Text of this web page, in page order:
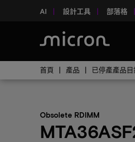
AI 設計工具 部落格
首頁 產品 已停產產品目
Obsolete RDIMM